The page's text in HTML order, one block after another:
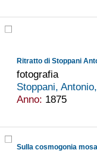
Ritratto di Stoppani
fotografia
Stoppani,
Anno: 1875
Sulla cosmogonia